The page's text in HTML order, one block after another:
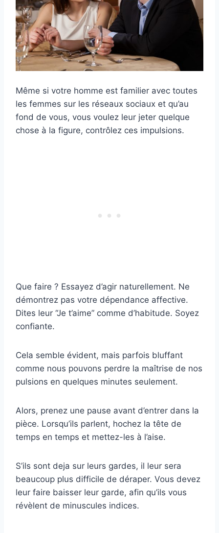
Même si votre homme est familier avec toutes
les femmes sur les réseaux sociaux et qu’au
fond de vous, vous voulez leur jeter quelque
chose à la figure, contrôlez ces impulsions.
Que faire ? Essayez d’agir naturellement. Ne
démontrez pas votre dépendance affective.
Dites leur “Je t’aime” comme d’habitude. Soyez
confiante.
Cela semble évident, mais parfois bluffant
comme nous pouvons perdre la maîtrise de nos
pulsions en quelques minutes seulement.
Alors, prenez une pause avant d’entrer dans la
pièce. Lorsqu’ils parlent, hochez la tête de
temps en temps et mettez-les à l’aise.
S’ils sont deja sur leurs gardes, il leur sera
beaucoup plus difficile de déraper. Vous devez
leur faire baisser leur garde, afin qu’ils vous
révèlent de minuscules indices.